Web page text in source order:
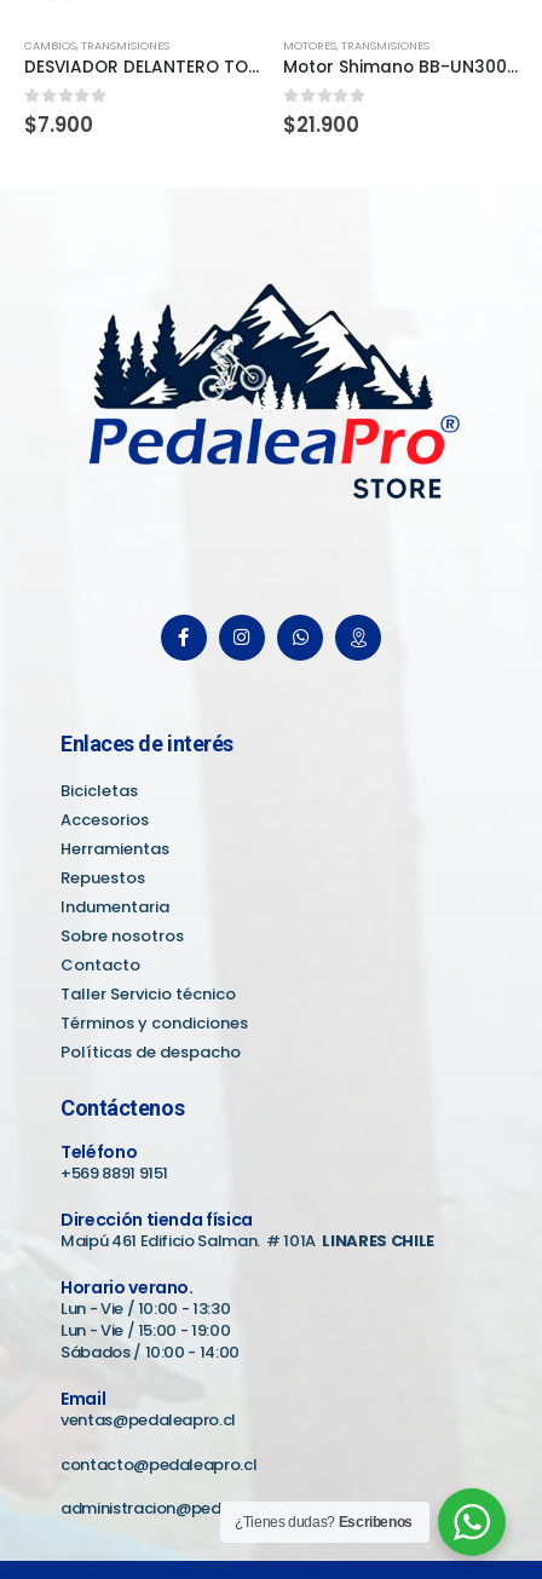
CAMBIOS,TRANSMISIONES
DESVIADOR DELANTERO TOURNEY TZ DOWN SWING 3 (FRICCIÓN)x8/7v
0 out of 5
$7.900
MOTORES,TRANSMISIONES
Motor Shimano BB-UN300 68×122.5
0 out of 5
$21.900
Enlaces de interés
Bicicletas
Accesorios
Herramientas
Repuestos
Indumentaria
Sobre nosotros
Contacto
Taller Servicio técnico
Términos y condiciones
Políticas de despacho
Contáctenos
Teléfono
+569 8891 9151
Dirección tienda física
Maipú 461 Edificio Salman. # 101A LINARES CHILE
Horario verano.
Lun - Vie / 10:00 - 13:30
Lun - Vie / 15:00 - 19:00
Sábados / 10:00 - 14:00
Email
ventas@pedaleapro.cl
contacto@pedaleapro.cl
administracion@pedaleapro.cl
¿Tienes dudas? Escribenos